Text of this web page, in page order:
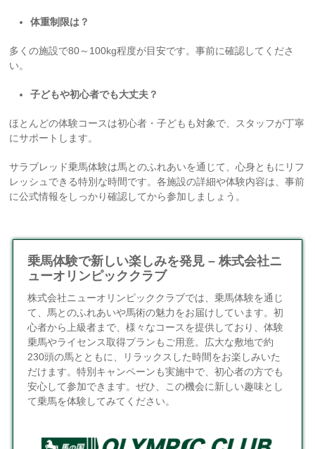
体重制限は？
多くの施設で80～100kg程度が目安です。事前に確認してくださ
い。
子どもや初心者でも大丈夫？
ほとんどの体験コースは初心者・子どもも対象で、スタッフが丁寧
にサポートします。
サラブレッド乗馬体験は馬とのふれあいを通じて、心身ともにリフ
レッシュできる特別な時間です。各施設の詳細や体験内容は、事前
に公式情報をしっかり確認してから参加しましょう。
乗馬体験で新しい楽しみを発見 – 株式会社ニ
ューオリンピッククラブ
株式会社ニューオリンピッククラブでは、乗馬体験を通じ
て、馬とのふれあいや馬術の魅力をお届けしています。初
心者から上級者まで、様々なコースを提供しており、体験
乗馬やライセンス取得プランもご用意。広大な敷地で約
230頭の馬とともに、リラックスした時間をお楽しみいた
だけます。特別キャンペーンも実施中で、初心者の方でも
安心して参加できます。ぜひ、この機会に新しい趣味とし
て乗馬を体験してみてください。